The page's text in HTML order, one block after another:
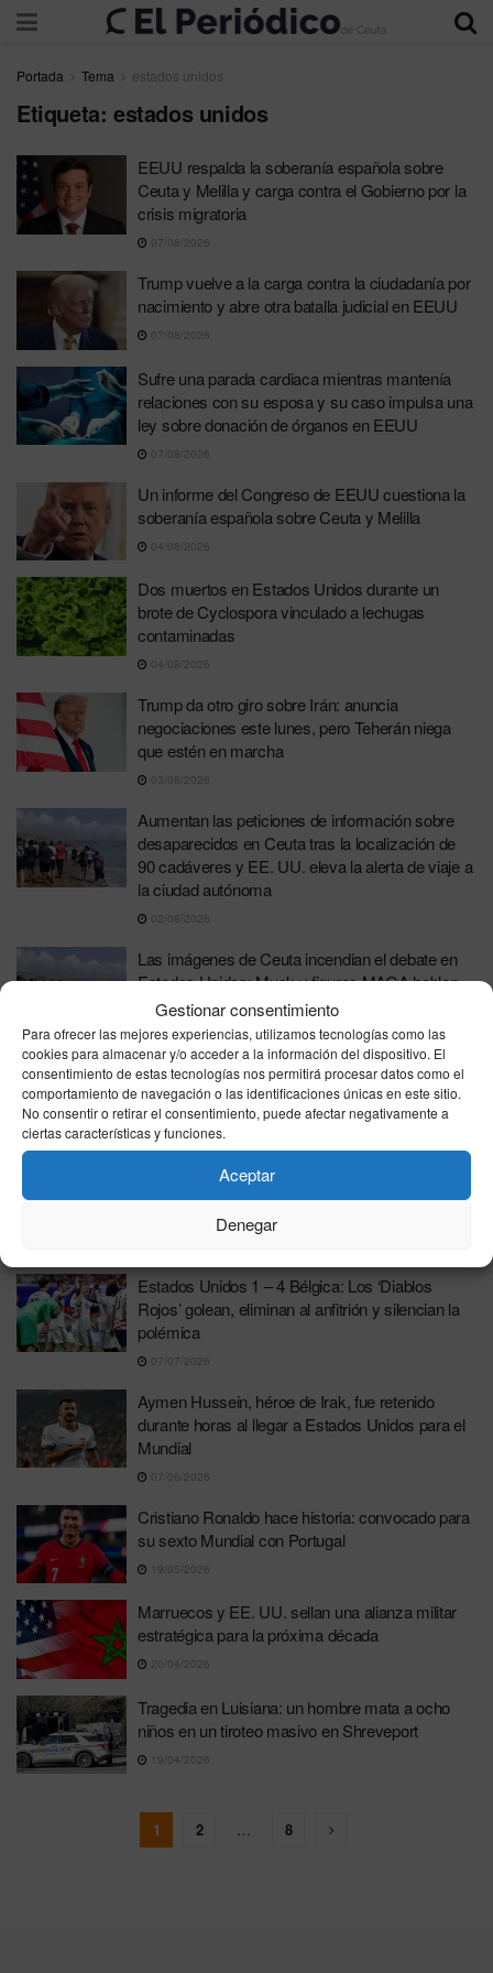
Gestionar consentimiento
Para ofrecer las mejores experiencias, utilizamos tecnologías como las
cookies para almacenar y/o acceder a la información del dispositivo. El
consentimiento de estas tecnologías nos permitirá procesar datos como el
comportamiento de navegación o las identificaciones únicas en este sitio.
No consentir o retirar el consentimiento, puede afectar negativamente a
ciertas características y funciones.
Aceptar
Denegar
Portada Tema estados unidos
Etiqueta: estados unidos
EEUU respalda la soberanía española sobre
Ceuta y Melilla y carga contra el Gobierno por la
crisis migratoria
07/08/2026
Trump vuelve a la carga contra la ciudadanía por
nacimiento y abre otra batalla judicial en EEUU
07/08/2026
Sufre una parada cardiaca mientras mantenía
relaciones con su esposa y su caso impulsa una
ley sobre donación de órganos en EEUU
07/08/2026
Un informe del Congreso de EEUU cuestiona la
soberanía española sobre Ceuta y Melilla
04/08/2026
Dos muertos en Estados Unidos durante un
brote de Cyclospora vinculado a lechugas
contaminadas
04/08/2026
Trump da otro giro sobre Irán: anuncia
negociaciones este lunes, pero Teherán niega
que estén en marcha
03/08/2026
Aumentan las peticiones de información sobre
desaparecidos en Ceuta tras la localización de
90 cadáveres y EE. UU. eleva la alerta de viaje a
la ciudad autónoma
02/08/2026
Las imágenes de Ceuta incendian el debate en
Estados Unidos: Musk y figuras MAGA hablan
de “invasión”
31/07/2026
Donald Trump asegura tras la final del Mundial
que no existen tensiones diplomáticas entre
Estados Unidos y España
20/07/2026
Alerta sanitaria en EE.UU. por un brote de
Estados Unidos 1 – 4 Bélgica: Los ‘Diablos
Rojos’ golean, eliminan al anfitrión y silencian la
polémica
07/07/2026
Aymen Hussein, héroe de Irak, fue retenido
durante horas al llegar a Estados Unidos para el
Mundial
07/06/2026
Cristiano Ronaldo hace historia: convocado para
su sexto Mundial con Portugal
19/05/2026
Marruecos y EE. UU. sellan una alianza militar
estratégica para la próxima década
20/04/2026
Tragedia en Luisiana: un hombre mata a ocho
niños en un tiroteo masivo en Shreveport
19/04/2026
1 2 … 8